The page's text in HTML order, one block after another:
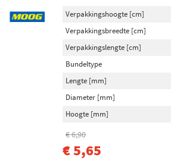
Verpakkingshoogte [cm]
Verpakkingsbreedte [cm]
Verpakkingslengte [cm]
Bundeltype
Lengte [mm]
Diameter [mm]
Hoogte [mm]
€ 6,90
€ 5,65